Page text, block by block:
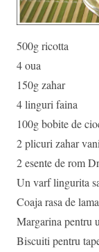
500g ricotta
4 oua
150g zahar
4 linguri faina
100g bobite de
2 plicuri zahar
2 esente de rom
Un varf lingurita
Coaja rasa de
Margarina pentru
Biscuiti pentru